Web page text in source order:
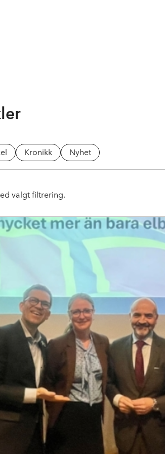
Kronikk Nyhet
valgt filtrering.